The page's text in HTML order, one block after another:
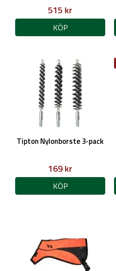
515 kr
KÖP
Tipton Nylonborste 3-pack
169 kr
KÖP